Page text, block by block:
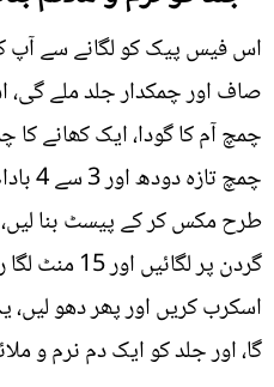
اس فیس پیک کو لگانے سے آپ
صاف اور چمکدار جلد ملے
چمچ
طرح مکس کر کے پیسٹ بنا
گردن پر
اسکرب کریں اور پھر دھو
گا، اور جلد کو ایک دم نرم و